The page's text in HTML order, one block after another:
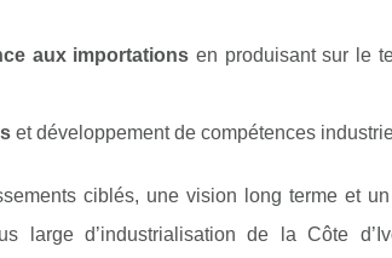
aux importations en produisant sur le
et développement de compétences
ciblés, une vision long terme et
large d’industrialisation de la Côte